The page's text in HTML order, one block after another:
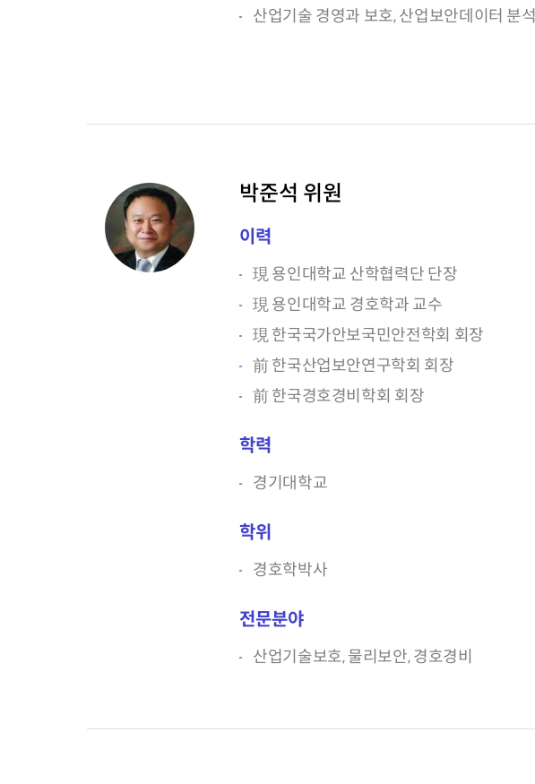
산업기술 경영과 보호, 산업보안데이터 분석
박준석 위원
이력
現 용인대학교 산학협력단 단장
現 용인대학교 경호학과 교수
現 한국국가안보국민안전학회 회장
前 한국산업보안연구학회 회장
前 한국경호경비학회 회장
학력
경기대학교
학위
경호학박사
전문분야
산업기술보호, 물리보안, 경호경비